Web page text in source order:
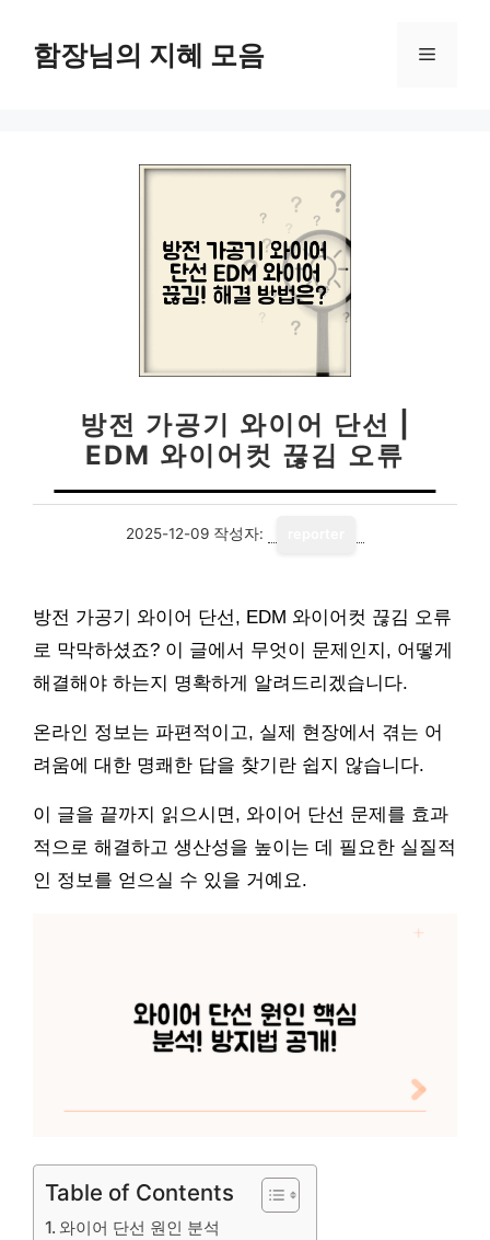
함장님의 지혜 모음 메
방전 가공기 와이어 단선 |
EDM 와이어컷 끊김 오류
2025-12-09 작성자:
방전 가공기 와이어 단선, EDM 와이어컷 끊김 오류
로 막막하셨죠? 이 글에서 무엇이 문제인지, 어떻게
해결해야 하는지 명확하게 알려드리겠습니다.
온라인 정보는 파편적이고, 실제 현장에서 겪는 어
려움에 대한 명쾌한 답을 찾기란 쉽지 않습니다.
이 글을 끝까지 읽으시면, 와이어 단선 문제를 효과
적으로 해결하고 생산성을 높이는 데 필요한 실질적
인 정보를 얻으실 수 있을 거예요.
Table of Contents
와이어 단선 원인 분석